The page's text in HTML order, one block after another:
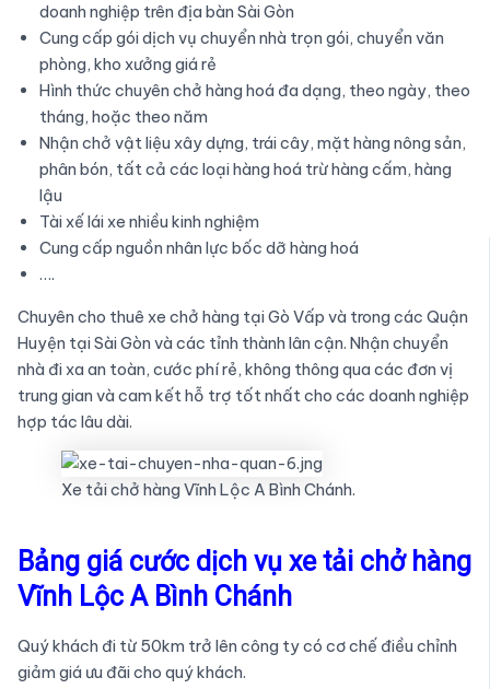
doanh nghiệp trên địa bàn Sài Gòn
Cung cấp gói dịch vụ chuyển nhà trọn gói, chuyển văn
phòng, kho xưởng giá rẻ
Hình thức chuyên chở hàng hoá đa dạng, theo ngày, theo
tháng, hoặc theo năm
Nhận chở vật liệu xây dựng, trái cây, mặt hàng nông sản,
phân bón, tất cả các loại hàng hoá trừ hàng cấm, hàng
lậu
Tài xế lái xe nhiều kinh nghiệm
Cung cấp nguồn nhân lực bốc dỡ hàng hoá
….
Chuyên cho thuê xe chở hàng tại Gò Vấp và trong các Quận
Huyện tại Sài Gòn và các tỉnh thành lân cận. Nhận chuyển
nhà đi xa an toàn, cước phí rẻ, không thông qua các đơn vị
trung gian và cam kết hỗ trợ tốt nhất cho các doanh nghiệp
hợp tác lâu dài.
Xe tải chở hàng Vĩnh Lộc A Bình Chánh.
Bảng giá cước dịch vụ xe tải chở hàng
Vĩnh Lộc A Bình Chánh
Quý khách đi từ 50km trở lên công ty có cơ chế điều chỉnh
giảm giá ưu đãi cho quý khách.